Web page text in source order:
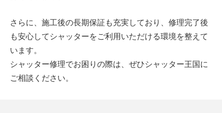
さらに、施工後の長期保証も充実しており、修理完了後
も安心してシャッターをご利用いただける環境を整えて
います。
シャッター修理でお困りの際は、ぜひシャッター王国に
ご相談ください。